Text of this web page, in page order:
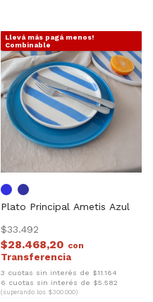
Llevá más pagá menos!
Combinable
Plato Principal Ametis Azul
$33.492
$28.468,20 con
3 cuotas sin interés de $11.164
6 cuotas sin interés de $5.582
(superando los $300.000)